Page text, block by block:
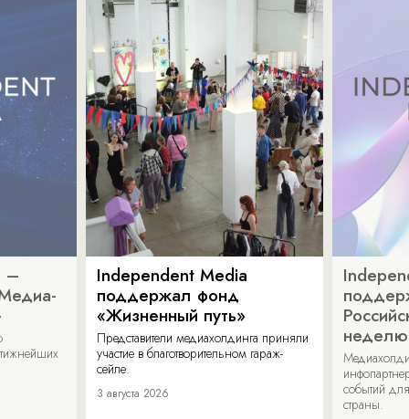
–
Independent Media
поддержал фонд
«Жизненный путь»
Представители медиахолдинга приняли
участие в благотворительном гараж-
сейле.
3 августа 2026
неделю
событий
страны.